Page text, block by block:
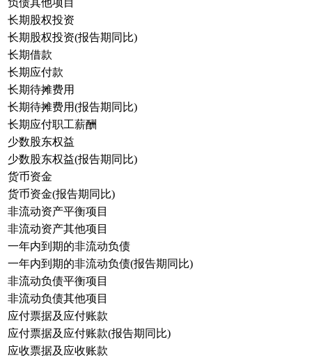
负债其他项目
长期股权投资
长期股权投资(报告期同比)
长期借款
长期应付款
长期待摊费用
长期待摊费用(报告期同比)
长期应付职工薪酬
少数股东权益
少数股东权益(报告期同比)
货币资金
货币资金(报告期同比)
非流动资产平衡项目
非流动资产其他项目
一年内到期的非流动负债
一年内到期的非流动负债(报告期同比)
非流动负债平衡项目
非流动负债其他项目
应付票据及应付账款
应付票据及应付账款(报告期同比)
应收票据及应收账款